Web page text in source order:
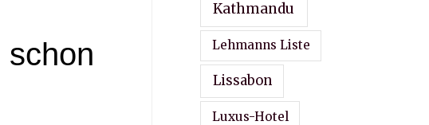
schon
Kathmandu
Lehmanns Liste
Lissabon
Luxus-Hotel